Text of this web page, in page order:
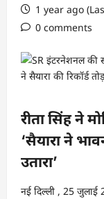
1 year ago
0 comments
रीता सिंह ने
‘सैयारा ने
उतारा’
नई दिल्ली , 25 जुलाई